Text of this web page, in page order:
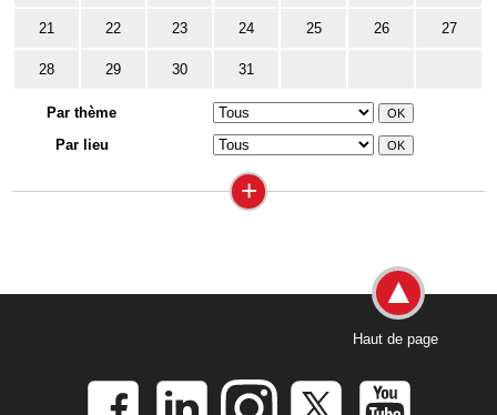
21 22 23 24 25 26 27
28 29 30 31
Par thème
Par lieu
+
Haut de page